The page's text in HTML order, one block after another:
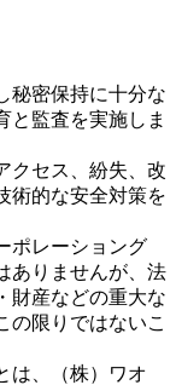
秘密保持に十分な
と監査を実施しま
クセス、紛失、改
術的な安全対策を
ポレーショング
ありませんが、法
財産などの重大な
の限りではないこ
は、（株）ワオ